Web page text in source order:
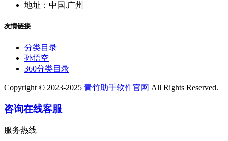
地址：中国.广州
友情链接
分类目录
孙悟空
360分类目录
Copyright © 2023-2025 青竹助手软件官网 All Rights Reserved.
咨询在线客服
服务热线